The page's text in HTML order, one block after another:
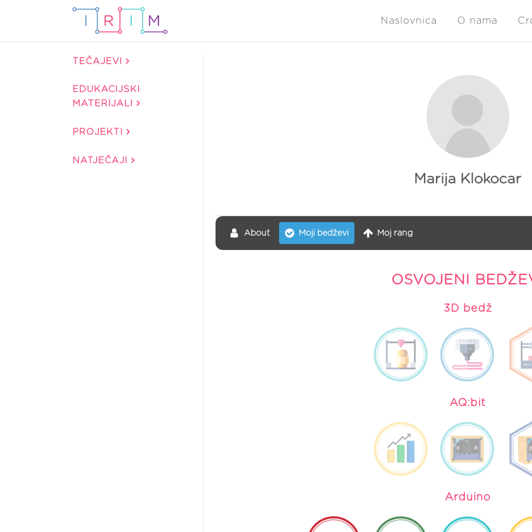
Naslovnica O nama
TEČAJEVI
EDUKACIJSKI
MATERIJALI
PROJEKTI
NATJEČAJI
Marija Klokocar
About Moji bedževi Moj rang
OSVOJENI
3D bedž
AQ:bit
Arduino